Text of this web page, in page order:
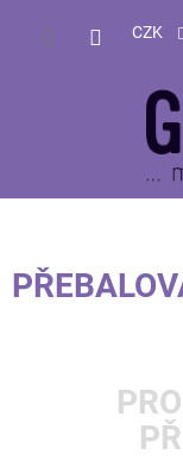
CZK